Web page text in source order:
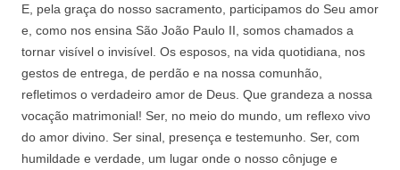
E, pela graça do nosso sacramento, participamos do Seu amor
e, como nos ensina São João Paulo II, somos chamados a
tornar visível o invisível. Os esposos, na vida quotidiana, nos
gestos de entrega, de perdão e na nossa comunhão,
refletimos o verdadeiro amor de Deus. Que grandeza a nossa
vocação matrimonial! Ser, no meio do mundo, um reflexo vivo
do amor divino. Ser sinal, presença e testemunho. Ser, com
humildade e verdade, um lugar onde o nosso cônjuge e